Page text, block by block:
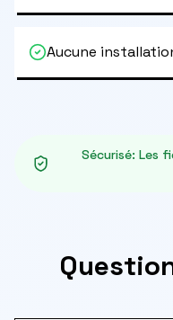
Aucune
Sécurisé: Les